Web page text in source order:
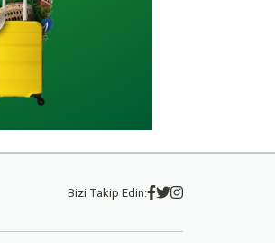
Bizi Takip Edin: